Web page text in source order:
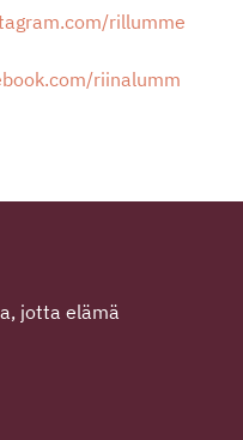
rillumme
riinalumm
jotta elämä